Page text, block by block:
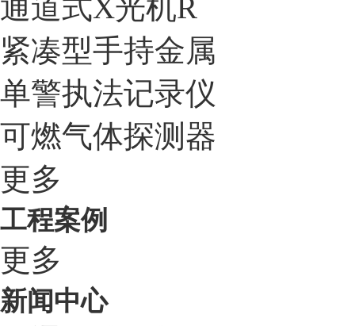
通道式X光机R
紧凑型手持金属
单警执法记录仪
可燃气体探测器
更多
工程案例
更多
新闻中心